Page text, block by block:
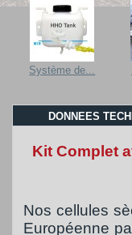
Système de...
DONNEES
Kit Complet
Nos cellules
Européenne